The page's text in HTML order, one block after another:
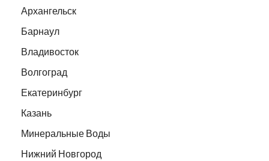
Архангельск
Барнаул
Владивосток
Волгоград
Екатеринбург
Казань
Минеральные Воды
Нижний Новгород